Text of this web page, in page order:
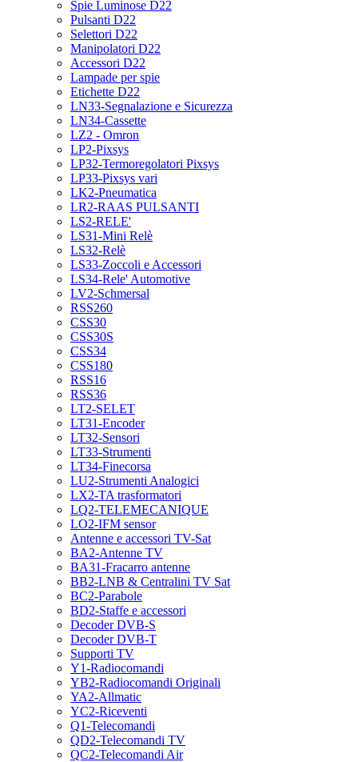
Spie Luminose D22
Pulsanti D22
Selettori D22
Manipolatori D22
Accessori D22
Lampade per spie
Etichette D22
LN33-Segnalazione e Sicurezza
LN34-Cassette
LZ2 - Omron
LP2-Pixsys
LP32-Termoregolatori Pixsys
LP33-Pixsys vari
LK2-Pneumatica
LR2-RAAS PULSANTI
LS2-RELE'
LS31-Mini Relè
LS32-Relè
LS33-Zoccoli e Accessori
LS34-Rele' Automotive
LV2-Schmersal
RSS260
CSS30
CSS30S
CSS34
CSS180
RSS16
RSS36
LT2-SELET
LT31-Encoder
LT32-Sensori
LT33-Strumenti
LT34-Finecorsa
LU2-Strumenti Analogici
LX2-TA trasformatori
LQ2-TELEMECANIQUE
LO2-IFM sensor
Antenne e accessori TV-Sat
BA2-Antenne TV
BA31-Fracarro antenne
BB2-LNB & Centralini TV Sat
BC2-Parabole
BD2-Staffe e accessori
Decoder DVB-S
Decoder DVB-T
Supporti TV
Y1-Radiocomandi
YB2-Radiocomandi Originali
YA2-Allmatic
YC2-Riceventi
Q1-Telecomandi
QD2-Telecomandi TV
QC2-Telecomandi Air